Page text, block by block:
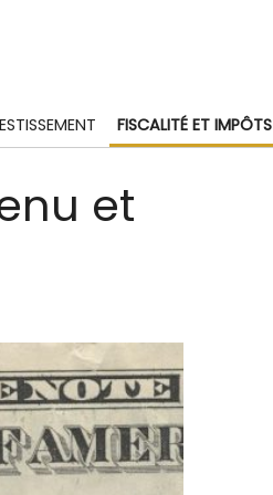
FISCALITÉ ET IMPÔTS
et